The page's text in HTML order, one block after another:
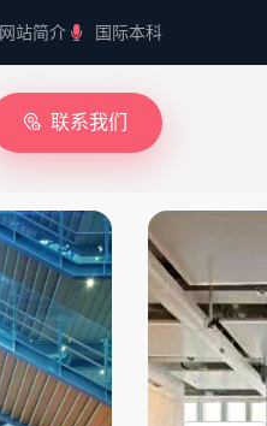
网站简介 国际本科
联系我们